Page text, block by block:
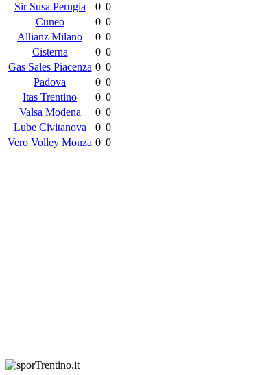
Sir Susa Perugia
0 0
Cuneo
0 0
Allianz Milano
0 0
Cisterna
0 0
Gas Sales Piacenza 0 0
Padova
0 0
Itas Trentino
0 0
Valsa Modena
0 0
Lube Civitanova
0 0
Vero Volley Monza 0 0